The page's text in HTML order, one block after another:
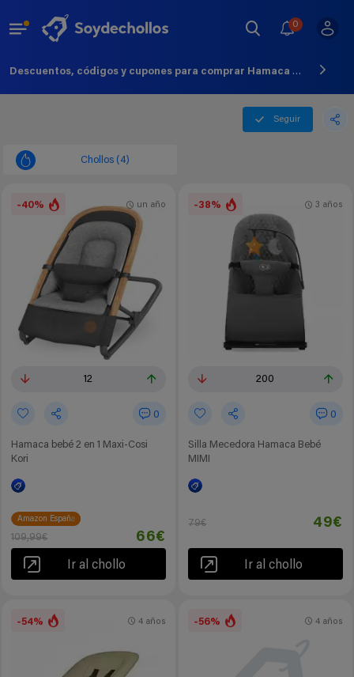
0
Descuentos, códigos y cupones para comprar Hamaca Bebe - Agosto - 2026
Seguir
Chollos (4)
-40%
12
0
Hamaca bebé 2 en 1 Maxi-Cosi
Kori
un año
Amazon España
109,99€ 66€
Ir al chollo
-38%
200
0
Silla Mecedora Hamaca Bebé
MIMI
3 años
79€ 49€
Ir al chollo
-54% 4 años -56% 4 años